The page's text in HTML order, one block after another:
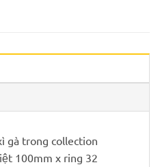
gà trong collection
100mm x ring 32